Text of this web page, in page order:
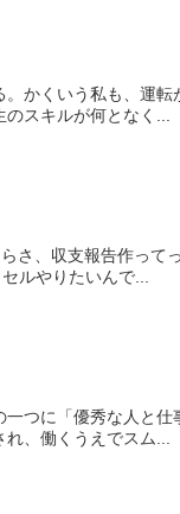
かくいう私も、運
スキルが何となく...
さ、収支報告作って
ルやりたいんで...
つに「優秀な人と
、働くうえでスム...